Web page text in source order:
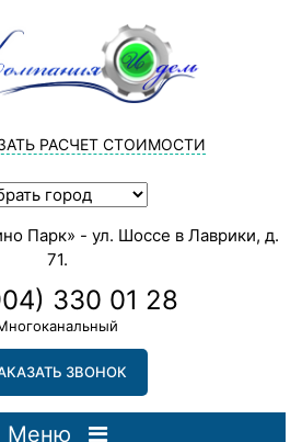
РАСЧЕТ СТОИМОСТИ
Парк» - ул. Шоссе в Лаврики, д.
71.
330 01 28
ЗВОНОК
Меню